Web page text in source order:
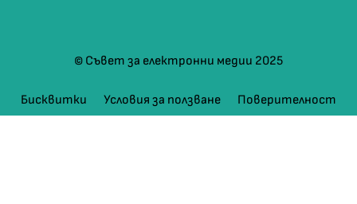
© Съвет за електронни медии 2025
Бисквитки Условия за ползване Поверителност